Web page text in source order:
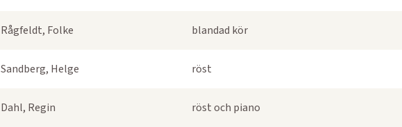
Rågfeldt, Folke blandad kör
Sandberg, Helge röst
Dahl, Regin röst och piano